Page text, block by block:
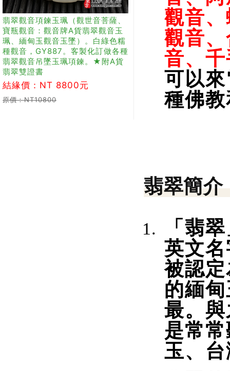
翡翠觀音項鍊玉珮（觀世音菩薩、
寶瓶觀音：觀音牌A貨翡翠觀音玉
珮、緬甸玉觀音玉墜）。白綠色糯
種觀音，GY887。客製化訂做各種
翡翠觀音吊墜玉珮項鍊。★附A貨
翡翠雙證書
結緣價：NT 8800元
原價：NT10800
觀音
觀音
音、
可以
種佛
翡翠簡介
「翡
英文
被認
的緬
最。
是常
玉、